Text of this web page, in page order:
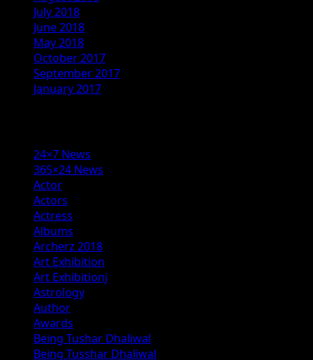
July 2018
June 2018
May 2018
October 2017
September 2017
January 2017
24×7 News
365×24 News
Actor
Actors
Actress
Albums
Archerz 2018
Art Exhibition
Art Exhibitionj
Astrology
Author
Awards
Being Tushar Dhaliwal
Being Tusshar Dhaliwal